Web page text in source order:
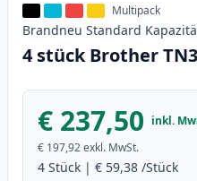
Multipack
Brandneu Standard
4 stück Brother
€ 237,50 inkl.
€ 197,92exkl. MwSt.
4 Stück | € 59,38 /Stück